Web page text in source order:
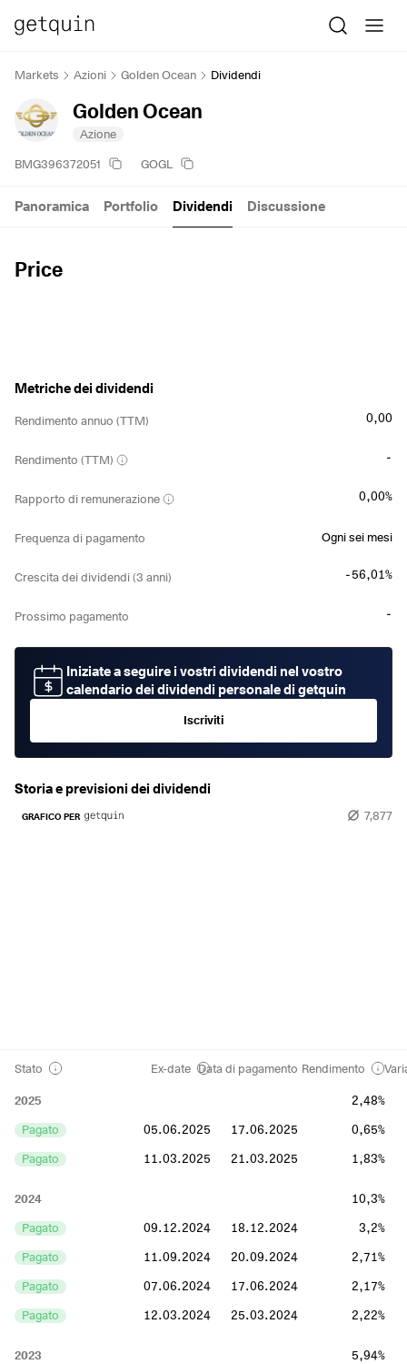
Markets Azioni Golden Ocean Dividendi
Golden Ocean
Azione
BMG396372051 GOGL
Price
Panoramica Portfolio Dividendi Discussione
Metriche dei dividendi
Rendimento annuo (TTM) 0,00
Rendimento (TTM) -
Rapporto di remunerazione 0,00%
Frequenza di pagamento Ogni sei mesi
Crescita dei dividendi (3 anni) -56,01%
Prossimo pagamento -
Iniziate a seguire i vostri dividendi nel vostro
calendario dei dividendi personale di getquin
Iscriviti
Storia e previsioni dei dividendi
7,877
GRAFICO PER
Stato Ex-date Data di pagamento Rendimento
2025
2,48%
Pagato
05.06.2025 17.06.2025
0,65%
Pagato
11.03.2025 21.03.2025 1,83%
2024
10,3%
Pagato
09.12.2024 18.12.2024
3,2%
Pagato
11.09.2024 20.09.2024
2,71%
Pagato
07.06.2024 17.06.2024
2,17%
Pagato
12.03.2024 25.03.2024 2,22%
2023
5,94%